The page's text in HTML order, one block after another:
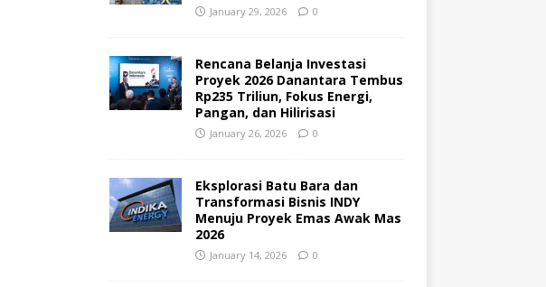
January 29, 2026 0
Rencana Belanja Investasi
Proyek 2026 Danantara Tembus
Rp235 Triliun, Fokus Energi,
Pangan, dan Hilirisasi
January 26, 2026 0
Eksplorasi Batu Bara dan
Transformasi Bisnis INDY
Menuju Proyek Emas Awak Mas
2026
January 14, 2026 0